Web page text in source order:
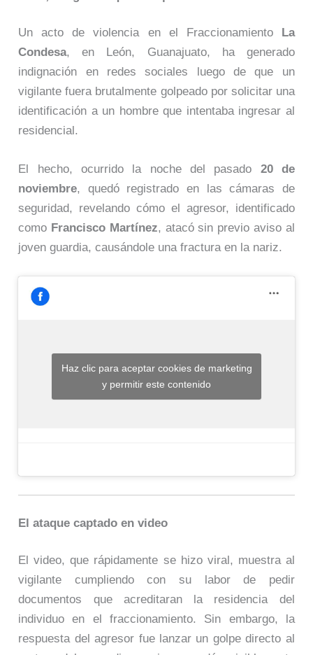
Un acto de violencia en el Fraccionamiento La
Condesa, en León, Guanajuato, ha generado
indignación en redes sociales luego de que un
vigilante fuera brutalmente golpeado por solicitar una
identificación a un hombre que intentaba ingresar al
residencial.
El hecho, ocurrido la noche del pasado 20 de
noviembre, quedó registrado en las cámaras de
seguridad, revelando cómo el agresor, identificado
como Francisco Martínez, atacó sin previo aviso al
joven guardia, causándole una fractura en la nariz.
Haz clic para aceptar cookies de marketing
y permitir este contenido
El ataque captado en video
El video, que rápidamente se hizo viral, muestra al
vigilante cumpliendo con su labor de pedir
documentos que acreditaran la residencia del
individuo en el fraccionamiento. Sin embargo, la
respuesta del agresor fue lanzar un golpe directo al